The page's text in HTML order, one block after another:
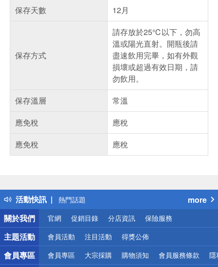
保存天數
12月
保存方式
請存放於25℃以下，勿高
溫或陽光直射。開瓶後請
盡速飲用完畢，如有外觀
損壞或超過有效日期，請
勿飲用。
保存溫層
常溫
應免稅
應稅
應免稅
應稅
活動快訊
得獎公告
熱門話題
銀行優惠
偏遠地區配送
詐騙網頁！請小心！
more
關於我們
官網 促銷目錄 分店資訊 保險服務
主題活動 會員活動 注目活動 得獎公佈
會員專區 會員專區 大宗採購 購物須知 會員服務條款 隱